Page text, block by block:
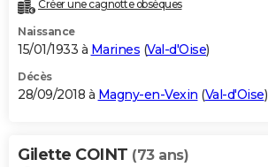
Créer une cagnotte obsèques
Naissance
15/01/1933 à Marines (Val-d'Oise)
Décès
28/09/2018 à Magny-en-Vexin (Val-d'Oise)
Gilette COINT (73 ans)